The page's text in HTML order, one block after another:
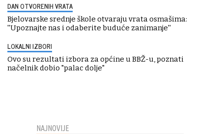
DAN OTVORENIH VRATA
Bjelovarske srednje škole otvaraju vrata osmašima:
''Upoznajte nas i odaberite buduće zanimanje''
LOKALNI IZBORI
Ovo su rezultati izbora za općine u BBŽ-u, poznati
načelnik dobio "palac dolje"
NAJNOVIJE